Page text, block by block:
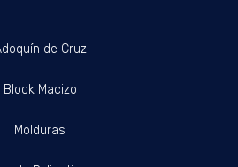
de Cruz
Block Macizo
Molduras